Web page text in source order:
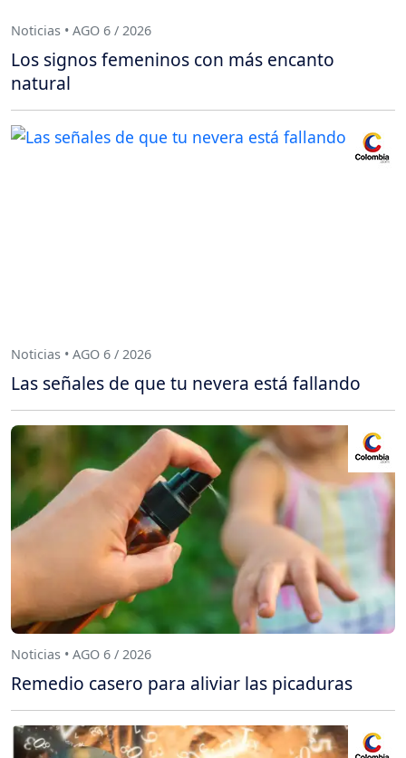
Noticias • AGO 6 / 2026
Los signos femeninos con más encanto
natural
Noticias • AGO 6 / 2026
Las señales de que tu nevera está fallando
Noticias • AGO 6 / 2026
Remedio casero para aliviar las picaduras